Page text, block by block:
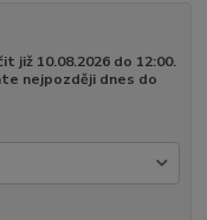
již 10.08.2026 do 12:00.
nejpozději dnes do